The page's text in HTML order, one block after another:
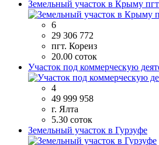
Земельный участок в Крыму
6
29 306 772
пгт. Кореиз
20.00 соток
Участок под коммерческую
4
49 999 958
г. Ялта
5.30 соток
Земельный участок в Гурзуфе